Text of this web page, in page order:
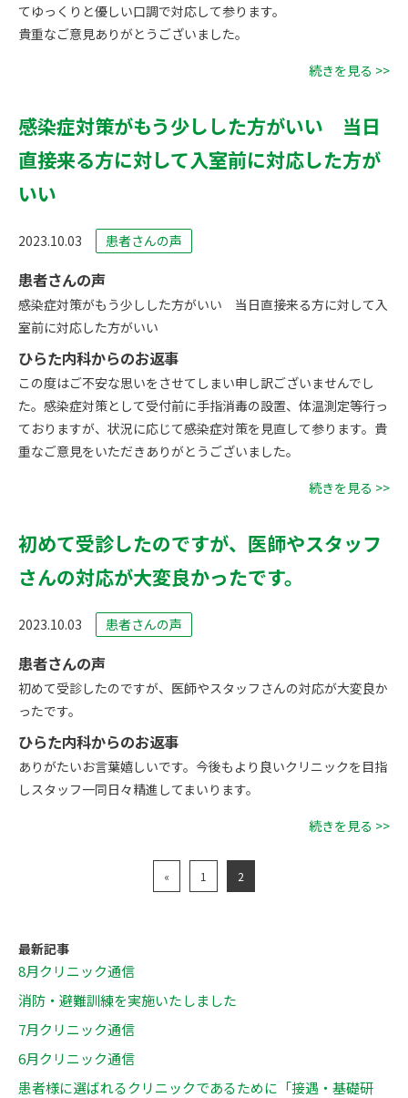
てゆっくりと優しい口調で対応して参ります。
貴重なご意見ありがとうございました。
続きを見る >>
感染症対策がもう少しした方がいい 当日
直接来る方に対して入室前に対応した方が
いい
2023.10.03 患者さんの声
患者さんの声
感染症対策がもう少しした方がいい 当日直接来る方に対して入
室前に対応した方がいい
ひらた内科からのお返事
この度はご不安な思いをさせてしまい申し訳ございませんでし
た。感染症対策として受付前に手指消毒の設置、体温測定等行っ
ておりますが、状況に応じて感染症対策を見直して参ります。貴
重なご意見をいただきありがとうございました。
続きを見る >>
初めて受診したのですが、医師やスタッフ
さんの対応が大変良かったです。
2023.10.03 患者さんの声
患者さんの声
初めて受診したのですが、医師やスタッフさんの対応が大変良か
ったです。
ひらた内科からのお返事
ありがたいお言葉嬉しいです。今後もより良いクリニックを目指
しスタッフ一同日々精進してまいります。
続きを見る >>
« 1 2
最新記事
8月クリニック通信
消防・避難訓練を実施いたしました
7月クリニック通信
6月クリニック通信
患者様に選ばれるクリニックであるために「接遇・基礎研